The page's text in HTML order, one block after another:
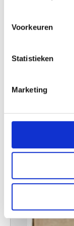
locatie, die
scannen op
U kunt uw
We gebruiken
personaliseren,
en om ons
informatie over
partners voor
verzameld op
Voorkeuren
Statistieken
Marketing